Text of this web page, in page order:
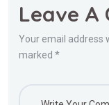
Leave A
Your email address
marked *